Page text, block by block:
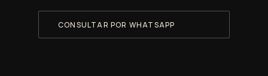
CONSULTAR POR WHATSAPP